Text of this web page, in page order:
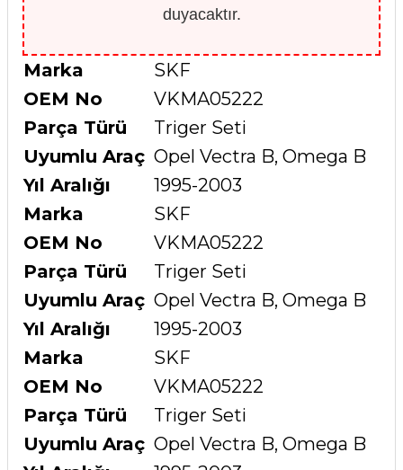
duyacaktır.
Marka
SKF
OEM No
VKMA05222
Parça Türü
Triger Seti
Uyumlu Araç Opel Vectra B, Omega B
Yıl Aralığı
1995-2003
Marka
SKF
OEM No
VKMA05222
Parça Türü
Triger Seti
Uyumlu Araç Opel Vectra B, Omega B
Yıl Aralığı
1995-2003
Marka
SKF
OEM No
VKMA05222
Parça Türü
Triger Seti
Uyumlu Araç Opel Vectra B, Omega B